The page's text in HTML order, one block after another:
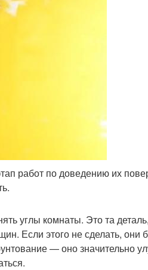
работ по доведению их
углы комнаты. Это та
Если этого не сделать, они
— оно значительно